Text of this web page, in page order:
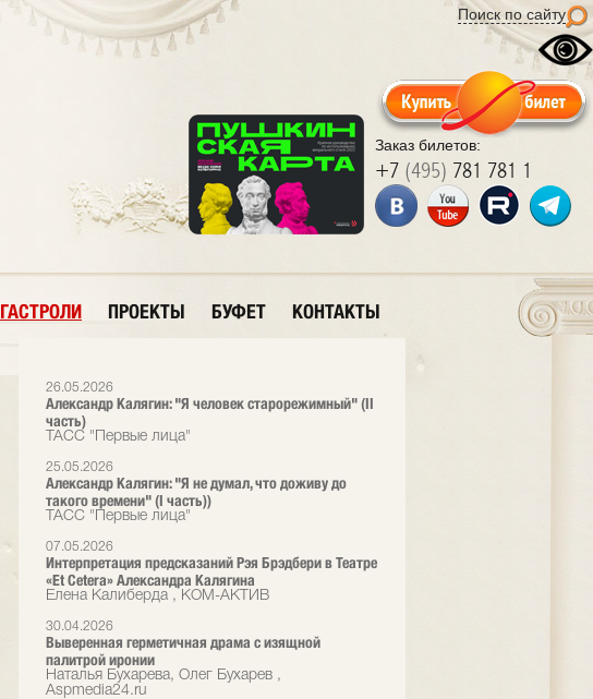
Поиск по сайту
Заказ билетов:
+7 (495) 781 781 1
ГАСТРОЛИ ПРОЕКТЫ БУФЕТ КОНТАКТЫ
26.05.2026
Александр Калягин: "Я человек старорежимный" (II
часть)
ТАСС "Первые лица"
25.05.2026
Александр Калягин: "Я не думал, что доживу до
такого времени" (I часть))
ТАСС "Первые лица"
07.05.2026
Интерпретация предсказаний Рэя Брэдбери в Театре
«Et Cetera» Александра Калягина
Елена Калиберда , КОМ-АКТИВ
30.04.2026
Выверенная герметичная драма с изящной
палитрой иронии
Наталья Бухарева, Олег Бухарев ,
Аspmedia24.ru